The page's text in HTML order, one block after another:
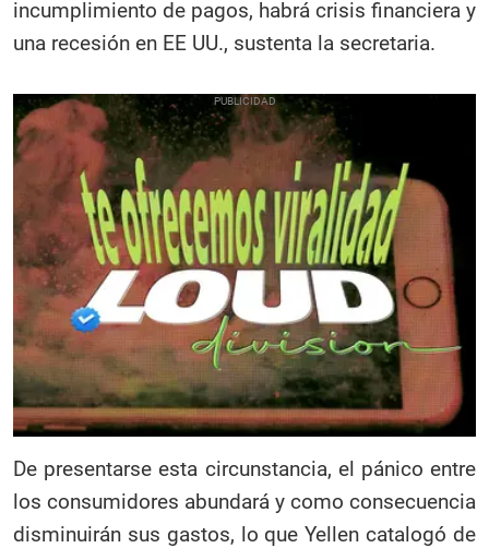
incumplimiento de pagos, habrá crisis financiera y
una recesión en EE UU., sustenta la secretaria.
De presentarse esta circunstancia, el pánico entre
los consumidores abundará y como consecuencia
disminuirán sus gastos, lo que Yellen catalogó de